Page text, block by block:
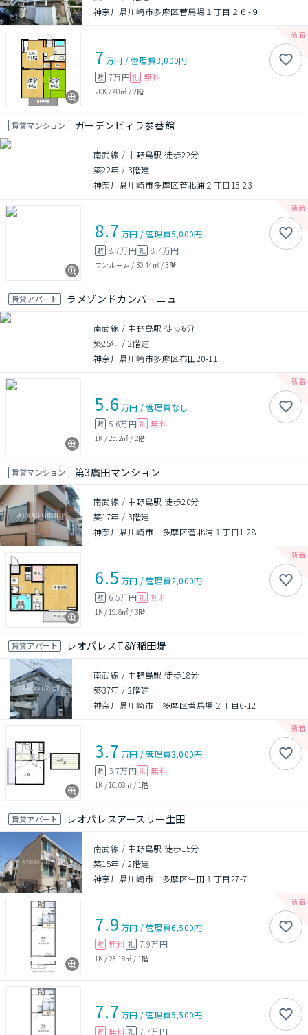
神奈川県川崎市多摩区菅馬場１丁目２６-９
7 万円 /管理費3,000円
敷 7万円 礼 無料
2DK /40㎡/ 2階
賃貸マンション ガーデンビィラ参番館
南武線 / 中野島駅 徒歩22分
築22年 / 3階建
神奈川県川崎市多摩区菅北浦２丁目15-23
8.7 万円 /管理費5,000円
敷 8.7万円礼 8.7万円
ワンルーム / 30.44㎡/3階
賃貸アパート ラメゾンドカンパーニュ
南武線 / 中野島駅 徒歩6分
築25年 /2階建
神奈川県川崎市多摩区布田20-11
5.6 万円 /管理費なし
敷 5.6万円 礼 無料
1K / 25.2㎡ / 2階
賃貸マンション 第3廣田マンション
南武線 / 中野島駅 徒歩20分
築17年 / 3階建
神奈川県川崎市 多摩区菅北浦１丁目1-28
6.5 万円 /管理費2,000円
敷 6.5万円 礼 無料
1K / 19.8㎡ / 3階
賃貸アパート レオパレスT&Y稲田堤
南武線 / 中野島駅 徒歩18分
築37年 /2階建
神奈川県川崎市 多摩区菅馬場２丁目6-12
3.7 万円 /管理費3,000円
敷 3.7万円 礼 無料
1K / 16.08㎡ / 1階
賃貸アパート レオパレスアースリー生田
南武線 / 中野島駅 徒歩15分
築15年 /2階建
神奈川県川崎市 多摩区生田１丁目27-7
7.9 万円 /管理費6,500円
敷 無料 礼 7.9万円
1K / 23.18㎡ / 1階
7.7 万円 /管理費5,500円
敷 無料 礼 7.7万円